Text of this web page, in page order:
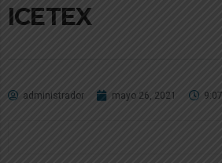
ICETEX
administrador mayo 26, 2021